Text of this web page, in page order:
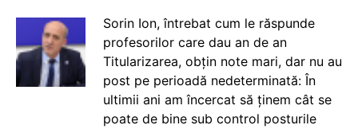
Sorin Ion, întrebat cum le răspunde
profesorilor care dau an de an
Titularizarea, obțin note mari, dar nu au
post pe perioadă nedeterminată: În
ultimii ani am încercat să ținem cât se
poate de bine sub control posturile